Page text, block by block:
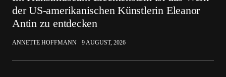
der US-amerikanischen Künstlerin Eleanor
Antin zu entdecken
ANNETTE HOFFMANN 9 AUGUST, 2026